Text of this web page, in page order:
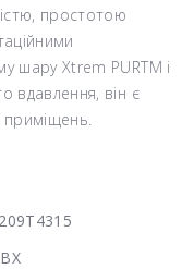
простотою
шару Xtrem PURTM і
вдавлення, він є